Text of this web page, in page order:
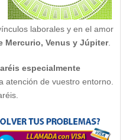
laborales y en el amor
Mercurio, Venus y Júpiter.
especialmente
atención de vuestro entorno.